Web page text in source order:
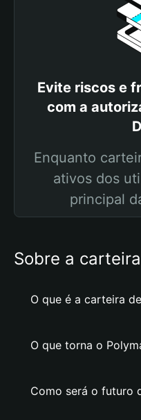
Evite riscos e
com a
Enquanto
ativos dos
principal
Sobre a
O que é a carteira
O que torna o
Como será o futuro